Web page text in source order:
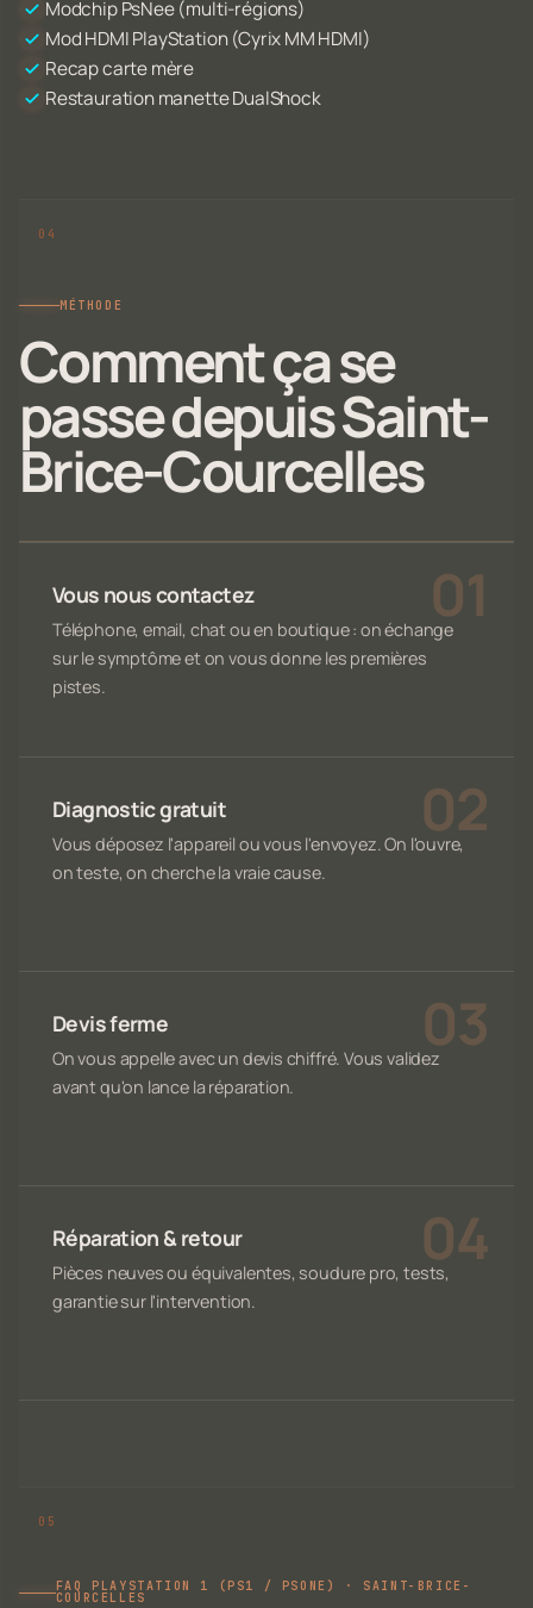
Modchip PsNee (multi-régions)
Mod HDMI PlayStation (Cyrix MM HDMI)
Recap carte mère
Restauration manette DualShock
MÉTHODE
Comment ça se
passe depuis Saint-
Brice-Courcelles
Vous nous contactez
Téléphone, email, chat ou en boutique : on échange
sur le symptôme et on vous donne les premières
pistes.
Diagnostic gratuit
Vous déposez l'appareil ou vous l'envoyez. On l'ouvre,
on teste, on cherche la vraie cause.
Devis ferme
On vous appelle avec un devis chiffré. Vous validez
avant qu'on lance la réparation.
Réparation & retour
Pièces neuves ou équivalentes, soudure pro, tests,
garantie sur l'intervention.
FAQ PLAYSTATION 1 (PS1 / PSONE) · SAINT-BRICE-
COURCELLES